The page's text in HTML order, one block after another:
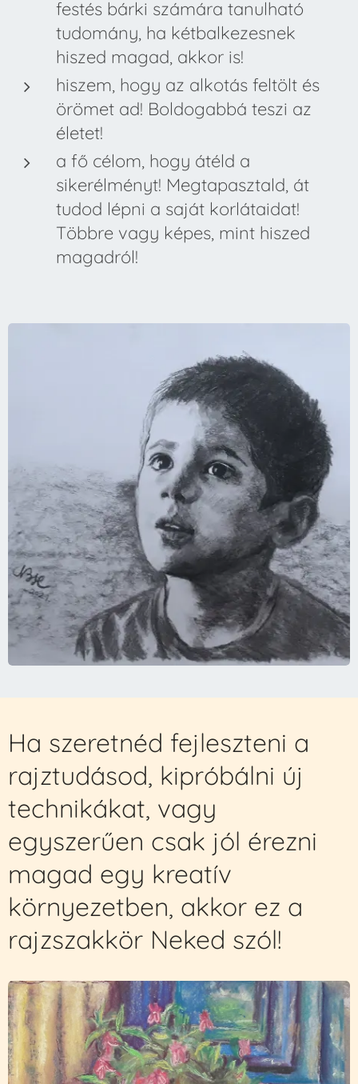
festés bárki számára tanulható
tudomány, ha kétbalkezesnek
hiszed magad, akkor is!
hiszem, hogy az alkotás feltölt és
örömet ad! Boldogabbá teszi az
életet!
a fő célom, hogy átéld a
sikerélményt! Megtapasztald, át
tudod lépni a saját korlátaidat!
Többre vagy képes, mint hiszed
magadról!
Ha szeretnéd fejleszteni a
rajztudásod, kipróbálni új
technikákat, vagy
egyszerűen csak jól érezni
magad egy kreatív
környezetben, akkor ez a
rajzszakkör Neked szól!